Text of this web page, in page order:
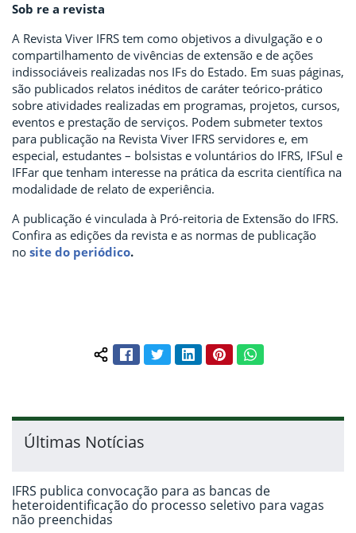
Sob re a revista
A Revista Viver IFRS tem como objetivos a divulgação e o
compartilhamento de vivências de extensão e de ações
indissociáveis realizadas nos IFs do Estado. Em suas páginas,
são publicados relatos inéditos de caráter teórico-prático
sobre atividades realizadas em programas, projetos, cursos,
eventos e prestação de serviços. Podem submeter textos
para publicação na Revista Viver IFRS servidores e, em
especial, estudantes – bolsistas e voluntários do IFRS, IFSul e
IFFar que tenham interesse na prática da escrita científica na
modalidade de relato de experiência.
A publicação é vinculada à Pró-reitoria de Extensão do IFRS.
Confira as edições da revista e as normas de publicação
no site do periódico.
Compartilhar conteúdo:
FacebookTwitterLinkedInPinterestWhatsApp
Últimas Notícias
IFRS publica convocação para as bancas de
heteroidentificação do processo seletivo para vagas
não preenchidas